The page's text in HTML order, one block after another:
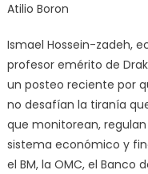
Atilio Boron
Ismael Hossein-zadeh,
profesor emérito de
un posteo reciente por
no desafían la tiranía
que monitorean,
sistema económico y
el BM, la OMC, el Banco